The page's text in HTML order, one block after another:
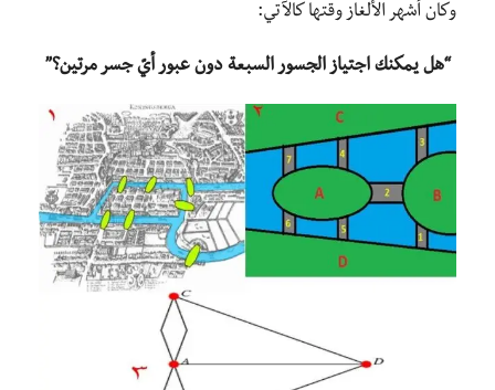
وكان أشهر الألغاز وقتها كالآتي:
“هل يمكنك اجتياز الجسور السبعة دون عبور أيّ جسر مرتين؟”